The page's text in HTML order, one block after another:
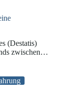
(Destatis)
zwischen…